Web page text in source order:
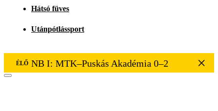
Hátsó füves
Utánpótlássport
ÉLŐ NB I: MTK–Puskás Akadémia 0–2